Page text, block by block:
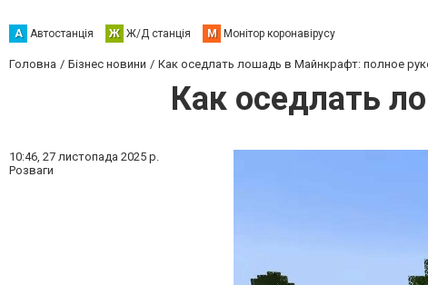
А Автостанція Ж Ж/Д станція М Монітор коронавірусу
Головна Бізнес новини Как оседлать лошадь в Майнкрафт: полное
Как оседлать
10:46, 27 листопада 2025 р.
Розваги